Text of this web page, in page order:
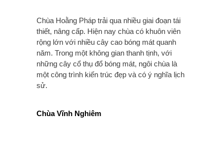
Chùa Hoằng Pháp trải qua nhiều giai đoạn tái
thiết, nâng cấp. Hiện nay chùa có khuôn viên
rộng lớn với nhiều cây cao bóng mát quanh
năm. Trong một không gian thanh tịnh, với
những cây cổ thụ đổ bóng mát, ngôi chùa là
một công trình kiến trúc đẹp và có ý nghĩa lịch
sử.
Chùa Vĩnh Nghiêm